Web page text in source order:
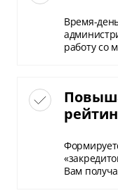
Время-
работу со
Вам